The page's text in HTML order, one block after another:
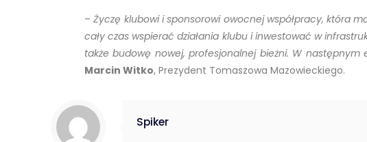
–Życzę klubowi i sponsorowi owocnej współpracy, która
cały czas wspierać działania klubu i inwestować w
także budowę nowej, profesjonalnej bieżni. W
Marcin Witko, Prezydent Tomaszowa Mazowieckiego.
Spiker